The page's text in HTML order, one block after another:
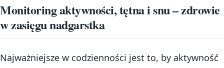
Monitoring aktywności, tętna i snu – zdrowie
w zasięgu nadgarstka
Najważniejsze w codzienności jest to, by aktywność